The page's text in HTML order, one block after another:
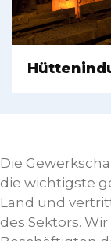
Die
die wichtigste
Land und
des Sektors.